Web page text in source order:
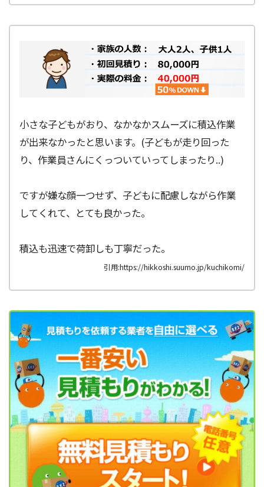
小さな子どもがおり、なかなかスムーズに積込作業
が出来なかったと思います。(子どもが走り回った
り、作業員さんにくっついていってしまったり..)
ですが嫌な顔一つせず、子どもに配慮しながら作業
してくれて、とても良かった。
積込も迅速で荷卸しも丁寧だった。
引用:https://hikkoshi.suumo.jp/kuchikomi/